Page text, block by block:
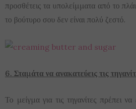
προσθέτεις τα υπολείμματα από το
το βούτυρο σου δεν είναι πολύ ζεστό.
6. Σταμάτα να ανακατεύεις τις
Το μείγμα για τις τηγανίτες πρέπει